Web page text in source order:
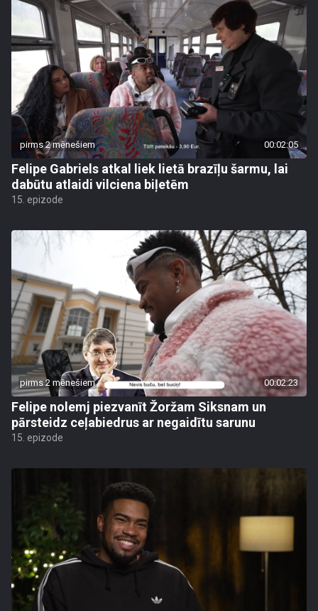
pirms 2 mēnešiem 00:02:05
Felipe Gabriels atkal liek lietā brazīļu šarmu, lai
dabūtu atlaidi vilciena biļetēm
15. epizode
pirms 2 mēnešiem 00:02:23
Felipe nolemj piezvanīt Žoržam Siksnam un
pārsteidz ceļabiedrus ar negaidītu sarunu
15. epizode